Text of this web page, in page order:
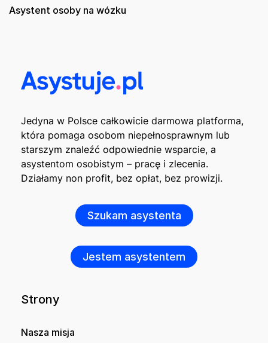
Asystent osoby na wózku
Jedyna w Polsce całkowicie darmowa platforma,
która pomaga osobom niepełnosprawnym lub
starszym znaleźć odpowiednie wsparcie, a
asystentom osobistym – pracę i zlecenia.
Działamy non profit, bez opłat, bez prowizji.
Szukam asystenta
Jestem asystentem
Strony
Nasza misja